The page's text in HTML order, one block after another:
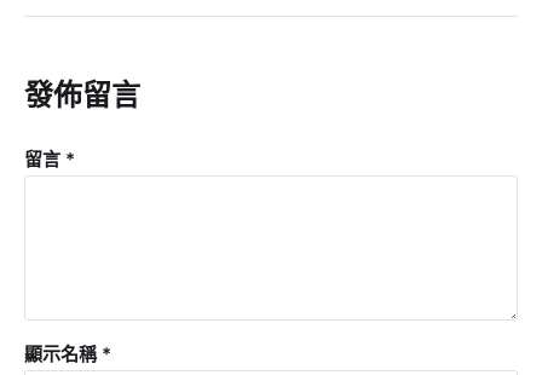
發佈留言
留言 *
顯示名稱 *